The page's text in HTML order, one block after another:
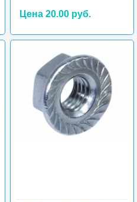
Цена 20.00 руб.